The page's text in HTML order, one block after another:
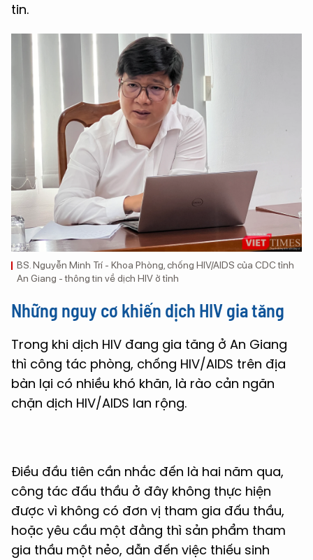
tin.
BS. Nguyễn Minh Trí - Khoa Phòng, chống HIV/AIDS của CDC tỉnh
An Giang - thông tin về dịch HIV ở tỉnh
Những nguy cơ khiến dịch HIV gia tăng
Trong khi dịch HIV đang gia tăng ở An Giang
thì công tác phòng, chống HIV/AIDS trên địa
bàn lại có nhiều khó khăn, là rào cản ngăn
chặn dịch HIV/AIDS lan rộng.
Điều đầu tiên cần nhắc đến là hai năm qua,
công tác đấu thầu ở đây không thực hiện
được vì không có đơn vị tham gia đấu thầu,
hoặc yêu cầu một đằng thì sản phẩm tham
gia thầu một nẻo, dẫn đến việc thiếu sinh